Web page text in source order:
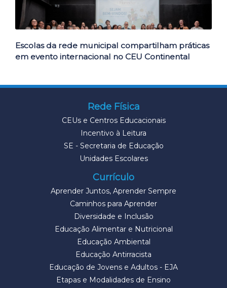
Escolas da rede municipal compartilham práticas
em evento internacional no CEU Continental
Rede Física
CEUs e Centros Educacionais
Incentivo à Leitura
SE - Secretaria de Educação
Unidades Escolares
Currículo
Aprender Juntos, Aprender Sempre
Caminhos para Aprender
Diversidade e Inclusão
Educação Alimentar e Nutricional
Educação Ambiental
Educação Antirracista
Educação de Jovens e Adultos - EJA
Etapas e Modalidades de Ensino